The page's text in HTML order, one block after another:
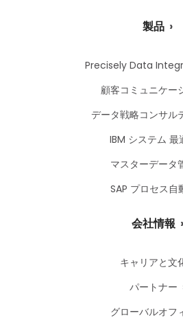
製品
Precisely Data
顧客コミュニケー
データ戦略コンサル
IBM システム 最
マスターデータ
SAP プロセス自
会社情報
キャリアと文
パートナー
グローバルオフ